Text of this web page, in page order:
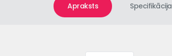
Apraksts Specifikācija